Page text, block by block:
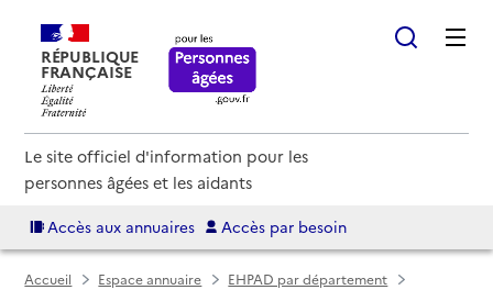
RÉPUBLIQUE
FRANÇAISE
Le site officiel d'information pour les
personnes âgées et les aidants
Accès aux annuaires Accès par besoin
Accueil Espace annuaire
EHPAD par département